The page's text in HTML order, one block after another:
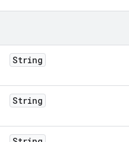
String
String